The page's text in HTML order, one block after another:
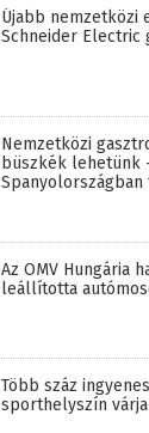
Újabb nemzetközi
Schneider Electric
Nemzetközi
büszkék lehetünk
Az OMV Hungária
leállította
Több száz
sporthelyszín